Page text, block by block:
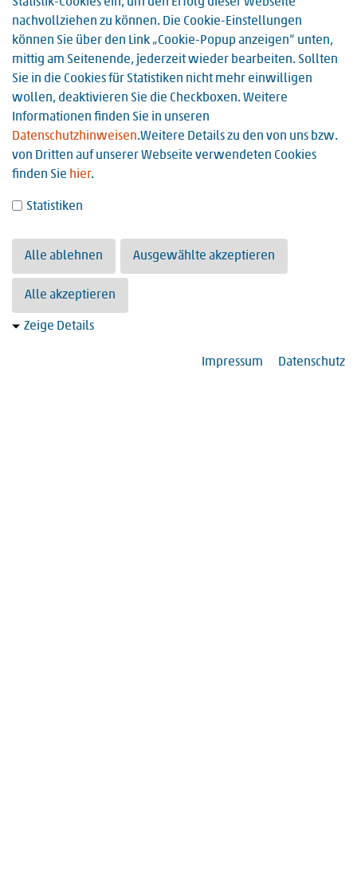
Logopäde (m/w/d)
Wir sind ein Krankenhaus der Regelversorgung mit 256
Allgemein- und Viszeralchirurgie, Unfallchirurgie und
Handchirurgie, Urologie, HNO,…
Weiterlesen
nachvollziehen zu können. Die Cookie-Einstellungen
können Sie über den Link „Cookie-Popup anzeigen“ unten,
mittig am Seitenende, jederzeit wieder bearbeiten. Sollten
Sie in die Cookies für Statistiken nicht mehr einwilligen
wollen, deaktivieren Sie die Checkboxen. Weitere
Informationen finden Sie in unseren
Datenschutzhinweisen.Weitere Details zu den von uns bzw.
von Dritten auf unserer Webseite verwendeten Cookies
finden Sie hier.
Statistiken
Alle ablehnen Ausgewählte akzeptieren
Alle akzeptieren
Zeige Details
Impressum Datenschutz